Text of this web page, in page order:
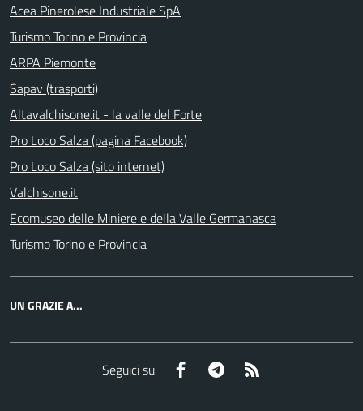
Acea Pinerolese Industriale SpA
Turismo Torino e Provincia
ARPA Piemonte
Sapav (trasporti)
Altavalchisone.it - la valle del Forte
Pro Loco Salza (pagina Facebook)
Pro Loco Salza (sito internet)
Valchisone.it
Ecomuseo delle Miniere e della Valle Germanasca
Turismo Torino e Provincia
UN GRAZIE A...
Seguici su Facebook Telegram